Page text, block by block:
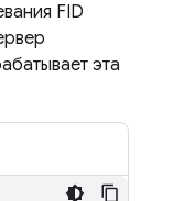
FID
эта